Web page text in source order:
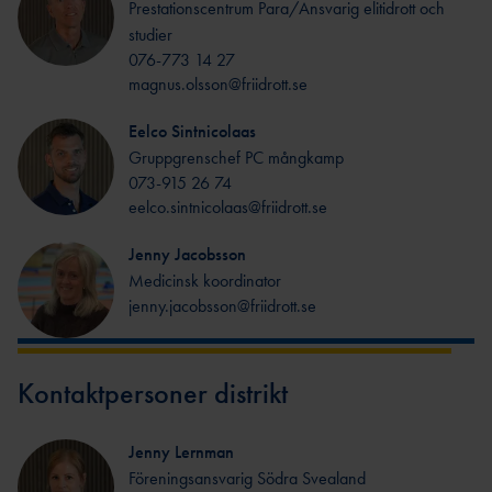
Prestationscentrum Para/Ansvarig elitidrott och
studier
076-773 14 27
magnus.olsson@friidrott.se
Eelco Sintnicolaas
Gruppgrenschef PC mångkamp
073-915 26 74
eelco.sintnicolaas@friidrott.se
Jenny Jacobsson
Medicinsk koordinator
jenny.jacobsson@friidrott.se
Kontaktpersoner distrikt
Jenny Lernman
Föreningsansvarig Södra Svealand